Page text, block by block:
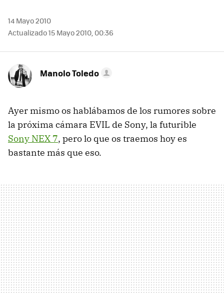
14 Mayo 2010
Actualizado 15 Mayo 2010, 00:36
Manolo Toledo
Ayer mismo os hablábamos de los rumores sobre
la próxima cámara EVIL de Sony, la futurible
Sony NEX 7, pero lo que os traemos hoy es
bastante más que eso.